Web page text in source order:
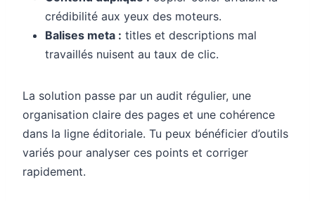
crédibilité aux yeux des moteurs.
Balises meta : titles et descriptions mal
travaillés nuisent au taux de clic.
La solution passe par un audit régulier, une
organisation claire des pages et une cohérence
dans la ligne éditoriale. Tu peux bénéficier d’outils
variés pour analyser ces points et corriger
rapidement.